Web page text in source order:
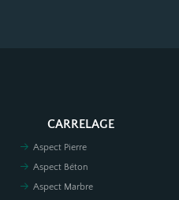
CARRELAGE
Aspect Pierre
Aspect Béton
Aspect Marbre